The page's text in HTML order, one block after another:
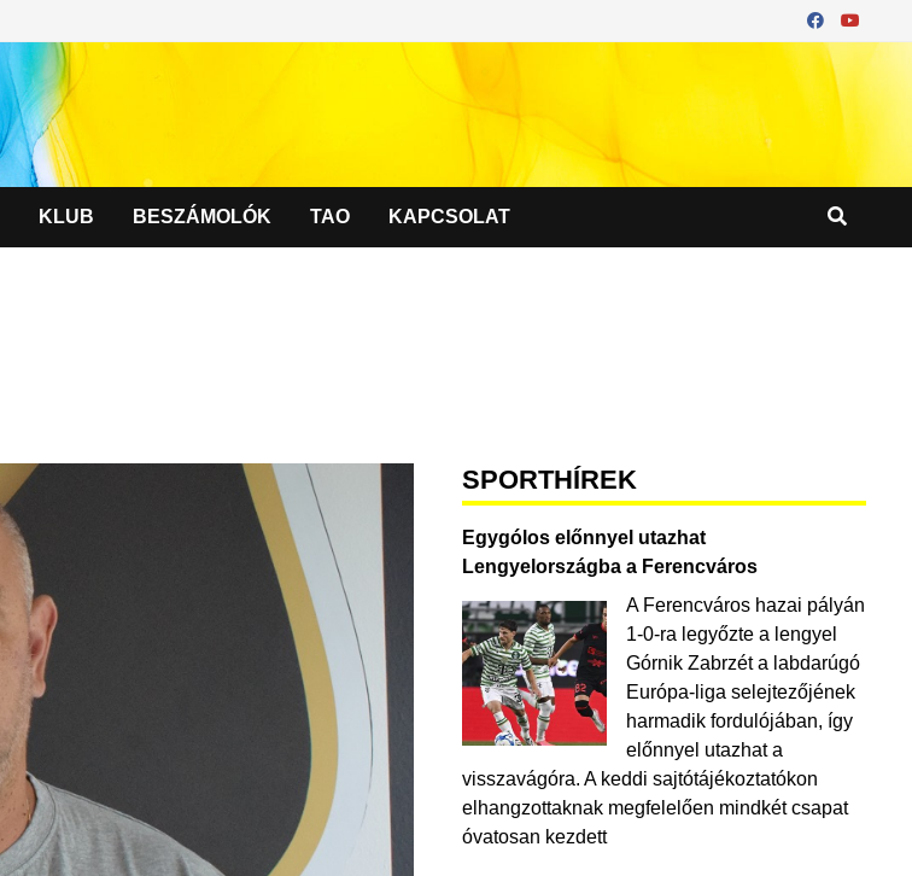
KLUB BESZÁMOLÓK TAO KAPCSOLAT
SPORTHÍREK
Egygólos előnnyel utazhat
Lengyelországba a Ferencváros
A Ferencváros hazai pályán
1-0-ra legyőzte a lengyel
Górnik Zabrzét a labdarúgó
Európa-liga selejtezőjének
harmadik fordulójában, így
előnnyel utazhat a
visszavágóra. A keddi sajtótájékoztatókon
elhangzottaknak megfelelően mindkét csapat
óvatosan kezdett